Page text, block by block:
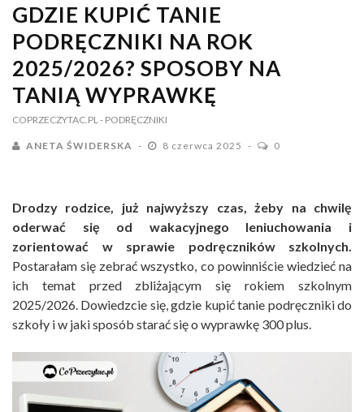
GDZIE KUPIĆ TANIE
PODRĘCZNIKI NA ROK
2025/2026? SPOSOBY NA
TANIĄ WYPRAWKĘ
COPRZECZYTAC.PL - PODRĘCZNIKI
ANETA ŚWIDERSKA 8 czerwca 2025 0
Drodzy rodzice, już najwyższy czas, żeby na chwilę
oderwać się od wakacyjnego leniuchowania i
zorientować w sprawie podręczników szkolnych.
Postarałam się zebrać wszystko, co powinniście wiedzieć na
ich temat przed zbliżającym się rokiem szkolnym
2025/2026. Dowiedzcie się, gdzie kupić tanie podręczniki do
szkoły i w jaki sposób starać się o wyprawkę 300 plus.